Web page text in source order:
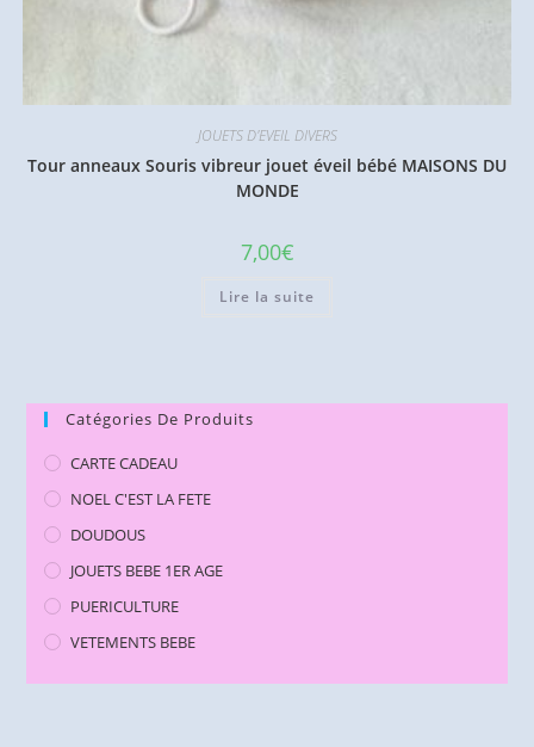
JOUETS D'EVEIL DIVERS
Tour anneaux Souris vibreur jouet éveil bébé MAISONS DU
MONDE
7,00€
Lire la suite
Catégories De Produits
CARTE CADEAU
NOEL C'EST LA FETE
DOUDOUS
JOUETS BEBE 1ER AGE
PUERICULTURE
VETEMENTS BEBE